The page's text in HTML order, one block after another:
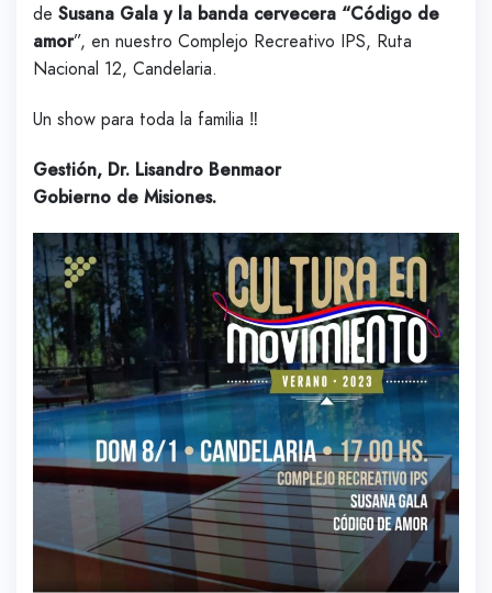
de Susana Gala y la banda cervecera “Código de
amor”, en nuestro Complejo Recreativo IPS, Ruta
Nacional 12, Candelaria.
Un show para toda la familia ‼️
Gestión, Dr. Lisandro Benmaor
Gobierno de Misiones.